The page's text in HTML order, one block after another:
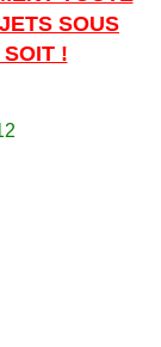
SOUS
!